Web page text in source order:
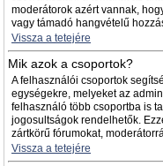
moderátorok azért vannak,
vagy támadó hangvételű
Vissza a tetejére
Mik azok a csoportok?
A felhasználói csoportok
egységekre, melyeket az
felhasználó több csoportba is
jogosultságok rendelhetők.
zártkörű fórumokat,
Vissza a tetejére